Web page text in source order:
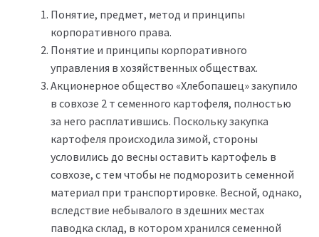
Понятие, предмет, метод и принципы
корпоративного права.
Понятие и принципы корпоративного
управления в хозяйственных обществах.
Акционерное общество «Хлебопашец» закупило
в совхозе 2 т семенного картофеля, полностью
за него расплатившись. Поскольку закупка
картофеля происходила зимой, стороны
условились до весны оставить картофель в
совхозе, с тем чтобы не подморозить семенной
материал при транспортировке. Весной, однако,
вследствие небывалого в здешних местах
паводка склад, в котором хранился семенной